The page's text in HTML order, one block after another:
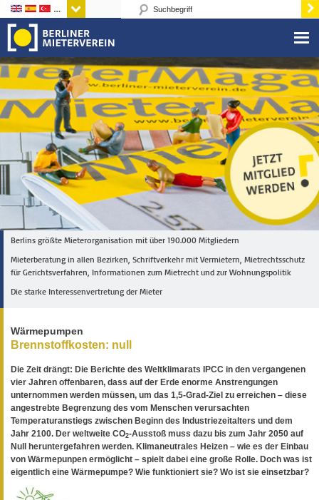
Sprachen
Berlins größte Mieterorganisation mit über 190.000 Mitgliedern
Mieterberatung in allen Bezirken, Schriftverkehr mit Vermietern, Mietrechtsschutz
für Gerichtsverfahren, Informationen zum Mietrecht und zur Wohnungspolitik
Die starke Interessenvertretung der Mieter
Wärmepumpen
Brennstoffkosten: null
Die Zeit drängt: Die Berichte des Weltklimarats IPCC in den vergangenen
vier Jahren offenbaren, dass auf der Erde enorme Anstrengungen
unternommen werden müssen, um das 1,5-Grad-Ziel zu erreichen – diese
angestrebte Begrenzung des vom Menschen verursachten
Temperaturanstiegs zwischen Beginn des Industriezeitalters und dem
Jahr 2100. Der weltweite CO2-Ausstoß muss dazu bis zum Jahr 2050 auf
Null heruntergefahren werden. Klimaneutrales Heizen – wie es der Einbau
von Wärmepunpen ermöglicht – spielt dabei eine große Rolle. Doch was ist
eigentlich eine Wärmepumpe? Wie funktioniert sie? Wo ist sie einsetzbar?